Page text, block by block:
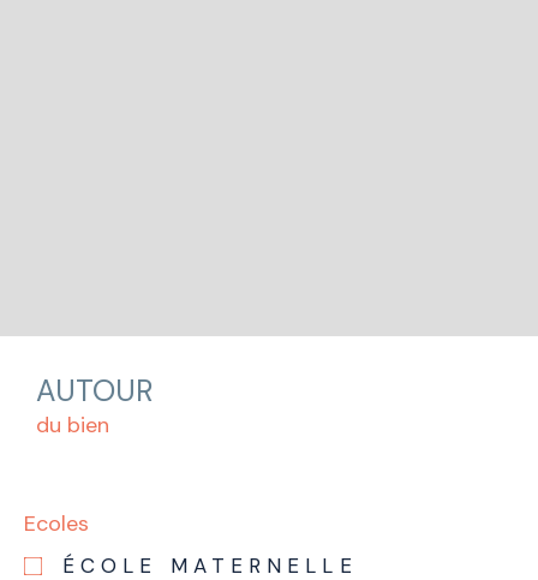
AUTOUR
du bien
Ecoles
ÉCOLE MATERNELLE